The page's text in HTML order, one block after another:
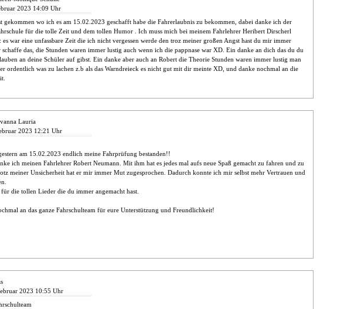
2023 14:09 Uhr
gekommen wo ich es am 15.02.2023 geschafft habe die Fahrerlaubnis zu bekommen, dabei danke ich der
für die tolle Zeit und dem tollen Humor . Ich muss mich bei meinem Fahrlehrer Heribert Dirscherl
es war eine unfassbare Zeit die ich nicht vergessen werde den troz meiner großen Angst hast du mir immer
schaffe das, die Stunden waren immer lustig auch wenn ich die pappnase war XD. Ein danke an dich das du du
an deine Schüler auf gibst. Ein danke aber auch an Robert die Theorie Stunden waren immer lustig man
ordentlich was zu lachen z.b als das Warndreieck es nicht gut mit dir meinte XD, und danke nochmal an die
Lauria
2023 12:21 Uhr
am 15.02.2023 endlich meine Fahrprüfung bestanden!!
ich meinen Fahrlehrer Robert Neumann. Mit ihm hat es jedes mal aufs neue Spaß gemacht zu fahren und zu
meiner Unsicherheit hat er mir immer Mut zugesprochen. Dadurch konnte ich mir selbst mehr Vertrauen und
die tollen Lieder die du immer angemacht hast.
an das ganze Fahrschulteam für eure Unterstützung und Freundlichkeit!
2023 10:55 Uhr